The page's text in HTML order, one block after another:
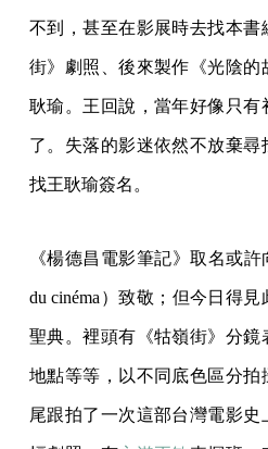
不到，甚至在影展時去找本書
街》劇照、後來製作《光陰的
耿瑜。王回說，當年好像只有
了。失落的影迷依然不放棄
找王耿瑜簽名。
《楊德昌電影筆記》取名或
du cinéma）致敬；但今日得
聖典。裡頭有《牯嶺街》分
地點等等，以不同底色區分拍
尾跟拍了一次這部台灣電影